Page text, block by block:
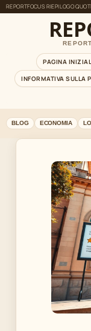
REPORTFOCUS RIEPILOGO
PAGINA
INFORMATIVA SULLA
BLOG ECONOMIA